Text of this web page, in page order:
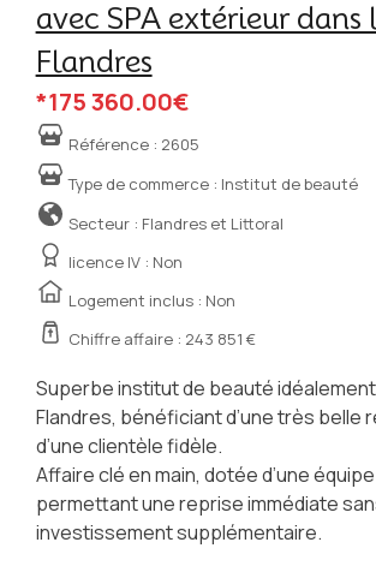
avec SPA extérieur dans
Flandres
*175 360.00€
Référence : 2605
Type de commerce : Institut de beauté
Secteur : Flandres et Littoral
licence IV : Non
Logement inclus : Non
Chiffre affaire : 243 851 €
Superbe institut de beauté
Flandres, bénéficiant d’une très belle
d’une clientèle fidèle.
Affaire clé en main, dotée d’une
permettant une reprise immédiate
investissement supplémentaire.